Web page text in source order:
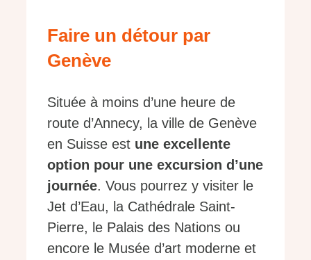
Faire un détour par
Genève
Située à moins d’une heure de
route d’Annecy, la ville de Genève
en Suisse est une excellente
option pour une excursion d’une
journée. Vous pourrez y visiter le
Jet d’Eau, la Cathédrale Saint-
Pierre, le Palais des Nations ou
encore le Musée d’art moderne et